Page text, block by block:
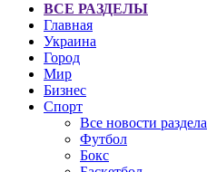
ВСЕ РАЗДЕЛЫ
Главная
Украина
Город
Мир
Бизнес
Спорт
Все новости раздела
Футбол
Бокс